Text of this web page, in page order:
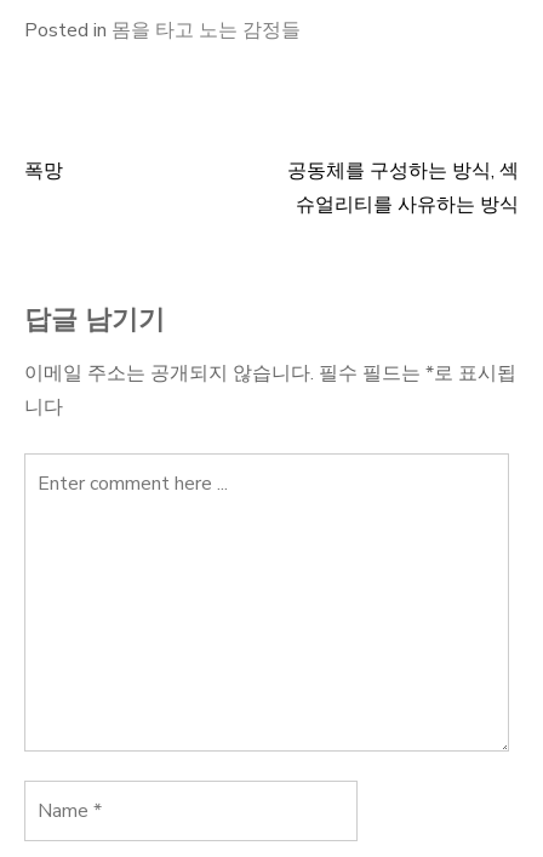
Posted in 몸을 타고 노는 감정들
글
색
폭망
공동체를 구성하는 방식, 섹
슈얼리티를 사유하는 방식
답글 남기기
이메일 주소는 공개되지 않습니다. 필수 필드는 *로 표시됩
니다